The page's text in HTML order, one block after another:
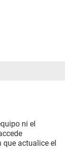
ni el
que actualice el